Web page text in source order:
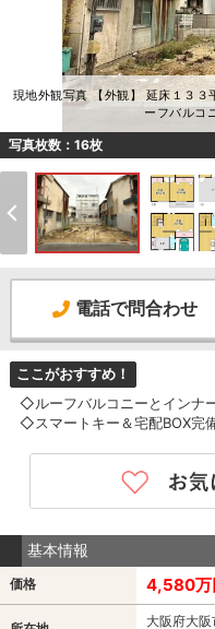
現地外観写真 【外観】 延床１３
ーフバルコ
写真枚数：16枚
電話で問合わせ
ここがおすすめ！
◇ルーフバルコニーとインナ
◇スマートキー＆宅配BOX完
基本情報
価格 4,580万
大阪府大